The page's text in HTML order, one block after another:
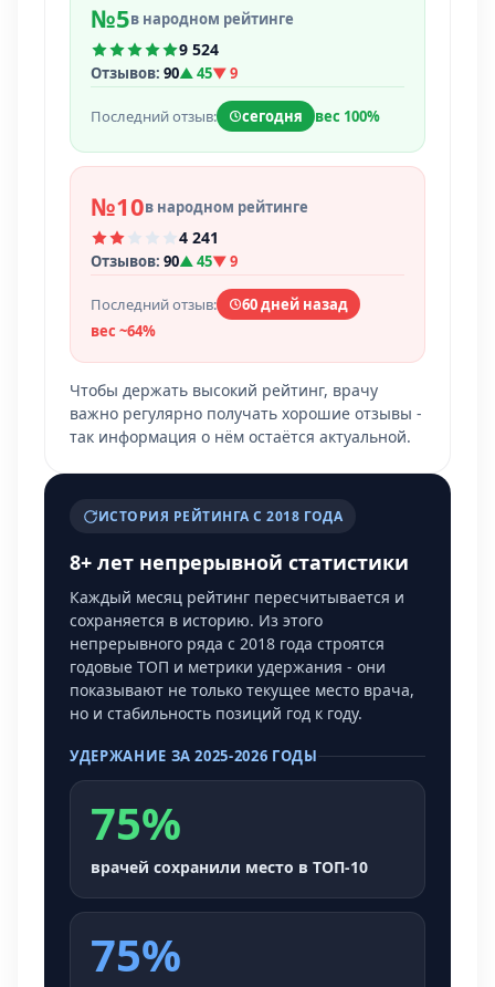
№5в народном рейтинге
9 524
Отзывов: 90▲ 45▼ 9
Последний отзыв: сегодня вес 100%
№10в народном рейтинге
4 241
Отзывов: 90▲ 45▼ 9
Последний отзыв:
60 дней назад
вес ~64%
Чтобы держать высокий рейтинг, врачу
важно регулярно получать хорошие отзывы -
так информация о нём остаётся актуальной.
ИСТОРИЯ РЕЙТИНГА С 2018 ГОДА
8+ лет непрерывной статистики
Каждый месяц рейтинг пересчитывается и
сохраняется в историю. Из этого
непрерывного ряда с 2018 года строятся
годовые ТОП и метрики удержания - они
показывают не только текущее место врача,
но и стабильность позиций год к году.
УДЕРЖАНИЕ ЗА 2025-2026 ГОДЫ
75%
врачей сохранили место в ТОП-10
75%